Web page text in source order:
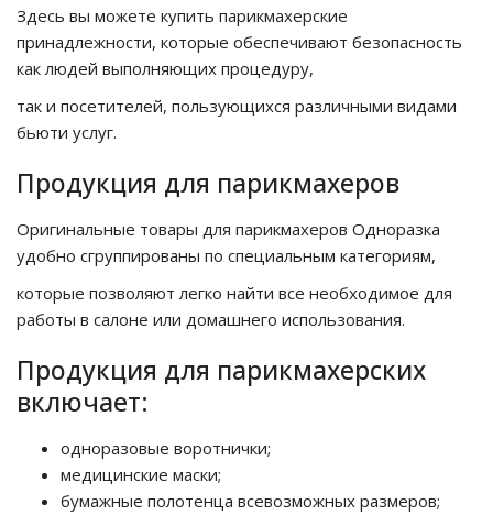
Здесь вы можете купить парикмахерские
принадлежности, которые обеспечивают безопасность
как людей выполняющих процедуру,
так и посетителей, пользующихся различными видами
бьюти услуг.
Продукция для парикмахеров
Оригинальные товары для парикмахеров Одноразка
удобно сгруппированы по специальным категориям,
которые позволяют легко найти все необходимое для
работы в салоне или домашнего использования.
Продукция для парикмахерских
включает:
одноразовые воротнички;
медицинские маски;
бумажные полотенца всевозможных размеров;